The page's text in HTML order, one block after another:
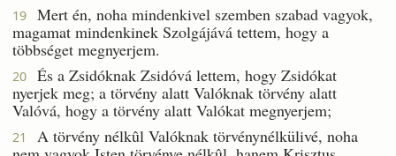
19
Mert én, noha mindenkivel szemben szabad vagyok,
magamat mindenkinek Szolgájává tettem, hogy a
többséget megnyerjem.
20
És a Zsidóknak Zsidóvá lettem, hogy Zsidókat
nyerjek meg; a törvény alatt Valóknak törvény alatt
Valóvá, hogy a törvény alatt Valókat megnyerjem;
21
A törvény nélkûl Valóknak törvénynélkülivé, noha